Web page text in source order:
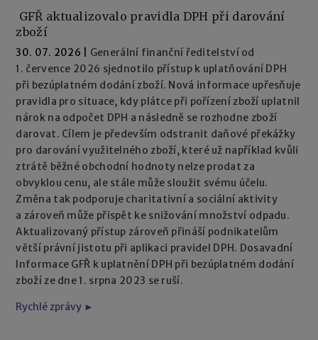
GFŘ aktualizovalo pravidla DPH při darování
zboží
30. 07. 2026
Generální finanční ředitelství od
1. července 2026 sjednotilo přístup k uplatňování DPH
při bezúplatném dodání zboží. Nová informace upřesňuje
pravidla pro situace, kdy plátce při pořízení zboží uplatnil
nárok na odpočet DPH a následně se rozhodne zboží
darovat. Cílem je především odstranit daňové překážky
pro darování využitelného zboží, které už například kvůli
ztrátě běžné obchodní hodnoty nelze prodat za
obvyklou cenu, ale stále může sloužit svému účelu.
Změna tak podporuje charitativní a sociální aktivity
a zároveň může přispět ke snižování množství odpadu.
Aktualizovaný přístup zároveň přináší podnikatelům
větší právní jistotu při aplikaci pravidel DPH. Dosavadní
Informace GFŘ k uplatnění DPH při bezúplatném dodání
zboží ze dne 1. srpna 2023 se ruší.
Rychlé zprávy ►